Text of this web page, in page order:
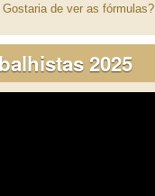
Gostaria de ver as fórmulas?
2025